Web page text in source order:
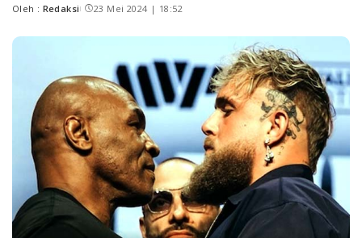
Oleh : Redaksi 23 Mei 2024 | 18:52